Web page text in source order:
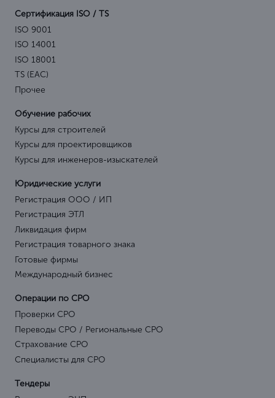
Сертификация ISO / TS
ISO 9001
ISO 14001
ISO 18001
TS (EAC)
Прочее
Обучение рабочих
Курсы для строителей
Курсы для проектировщиков
Курсы для инженеров-изыскателей
Юридические услуги
Регистрация ООО / ИП
Регистрация ЭТЛ
Ликвидация фирм
Регистрация товарного знака
Готовые фирмы
Международный бизнес
Операции по СРО
Проверки СРО
Переводы СРО / Региональные СРО
Страхование СРО
Специалисты для СРО
Тендеры